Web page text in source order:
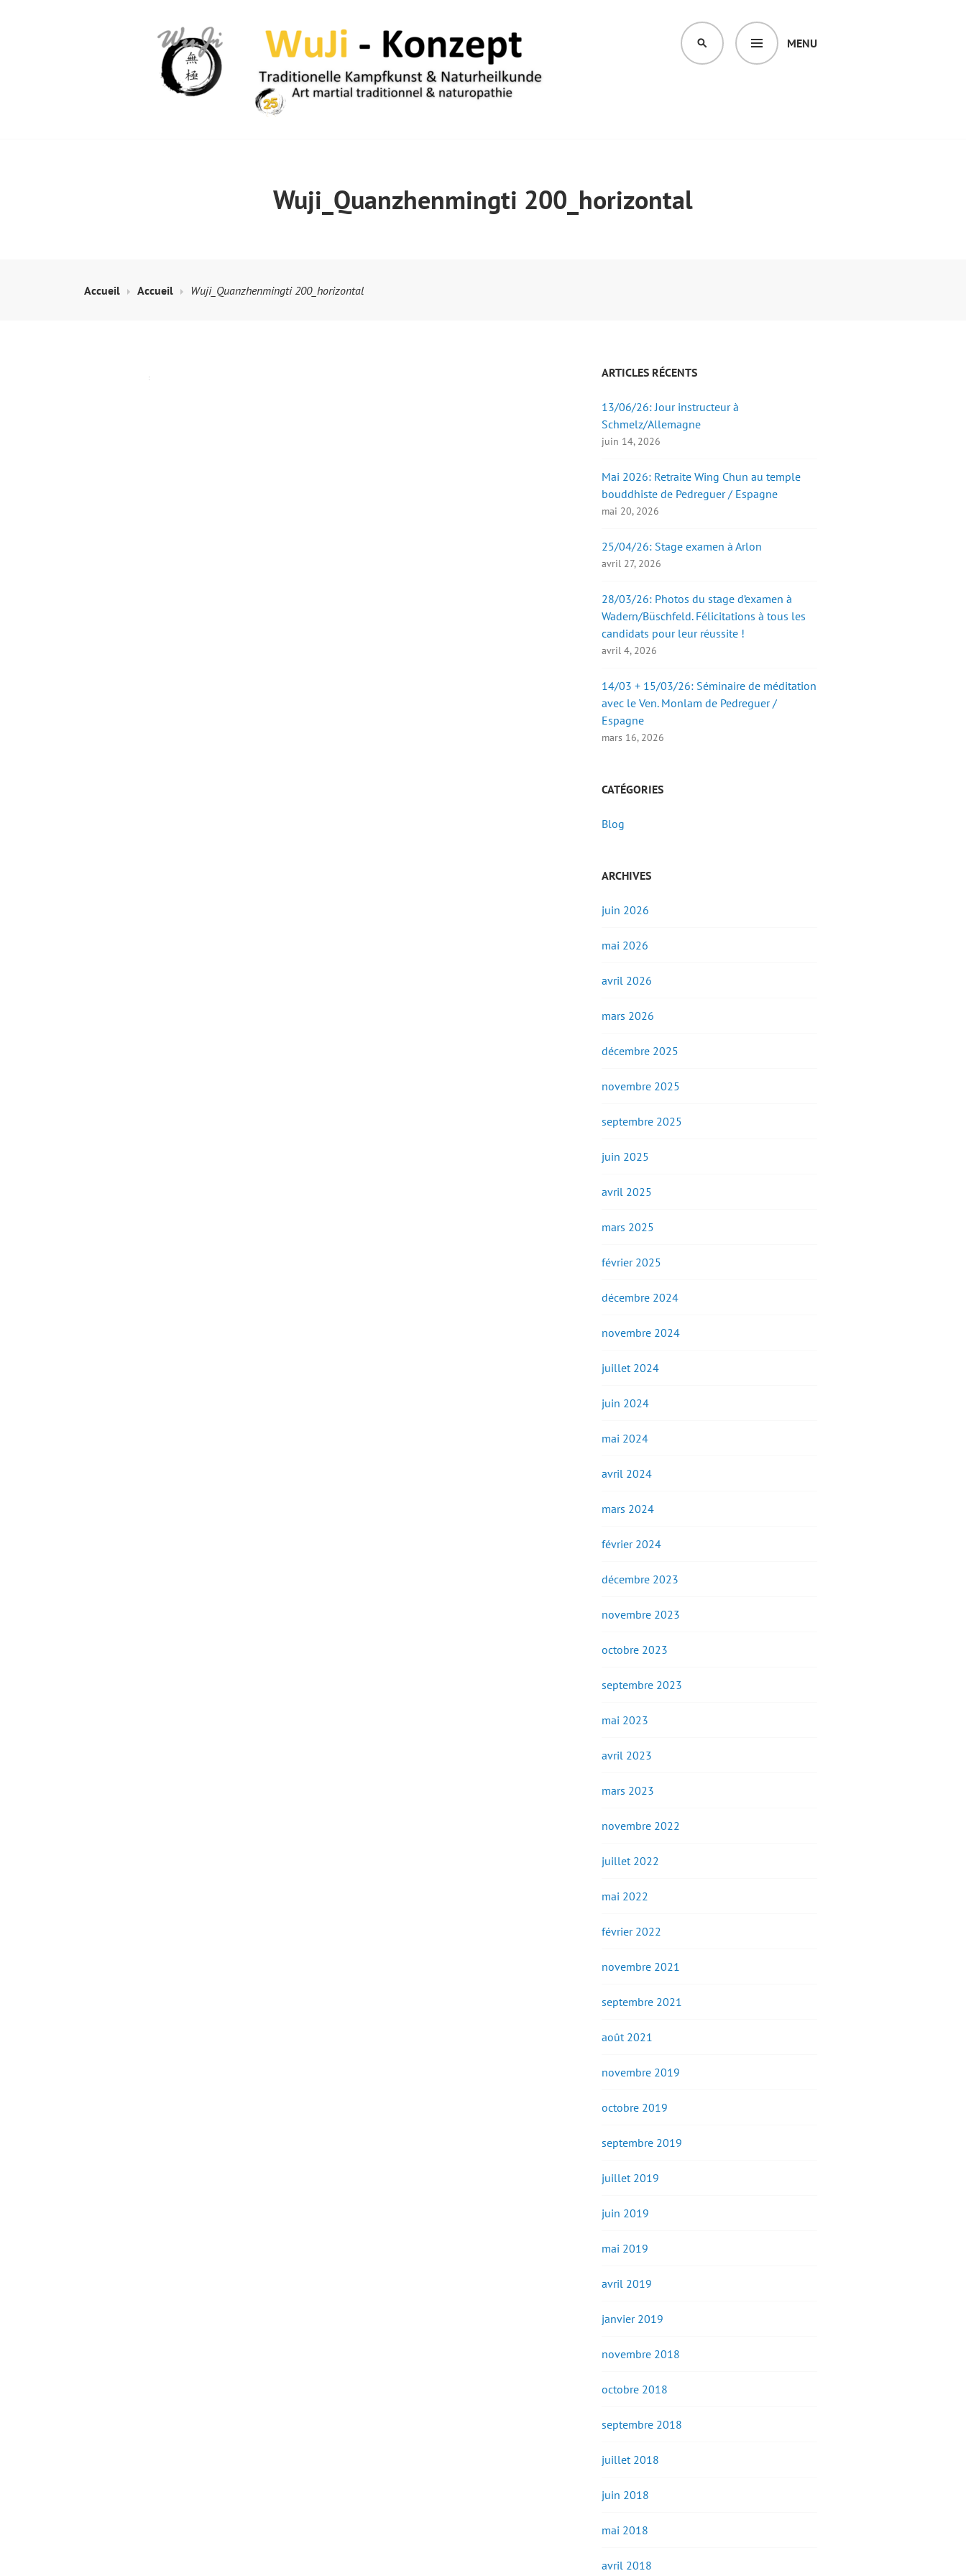
MENU
SEARCH
Wuji_Quanzhenmingti 200_horizontal
Accueil Accueil Wuji_Quanzhenmingti 200_horizontal
ARTICLES RÉCENTS
13/06/26: Jour instructeur à
Schmelz/Allemagne
juin 14, 2026
Mai 2026: Retraite Wing Chun au temple
bouddhiste de Pedreguer / Espagne
mai 20, 2026
25/04/26: Stage examen à Arlon
avril 27, 2026
28/03/26: Photos du stage d’examen à
Wadern/Büschfeld. Félicitations à tous les
candidats pour leur réussite !
avril 4, 2026
14/03 + 15/03/26: Séminaire de méditation
avec le Ven. Monlam de Pedreguer /
Espagne
mars 16, 2026
CATÉGORIES
Blog
ARCHIVES
juin 2026
mai 2026
avril 2026
mars 2026
décembre 2025
novembre 2025
septembre 2025
juin 2025
avril 2025
mars 2025
février 2025
décembre 2024
novembre 2024
juillet 2024
juin 2024
mai 2024
avril 2024
mars 2024
février 2024
décembre 2023
novembre 2023
octobre 2023
septembre 2023
mai 2023
avril 2023
mars 2023
novembre 2022
juillet 2022
mai 2022
février 2022
novembre 2021
septembre 2021
août 2021
novembre 2019
octobre 2019
septembre 2019
juillet 2019
juin 2019
mai 2019
avril 2019
janvier 2019
novembre 2018
octobre 2018
septembre 2018
juillet 2018
juin 2018
mai 2018
avril 2018